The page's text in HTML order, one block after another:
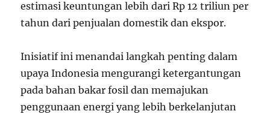
estimasi keuntungan lebih dari Rp 12 triliun per
tahun dari penjualan domestik dan ekspor.
Inisiatif ini menandai langkah penting dalam
upaya Indonesia mengurangi ketergantungan
pada bahan bakar fosil dan memajukan
penggunaan energi yang lebih berkelanjutan